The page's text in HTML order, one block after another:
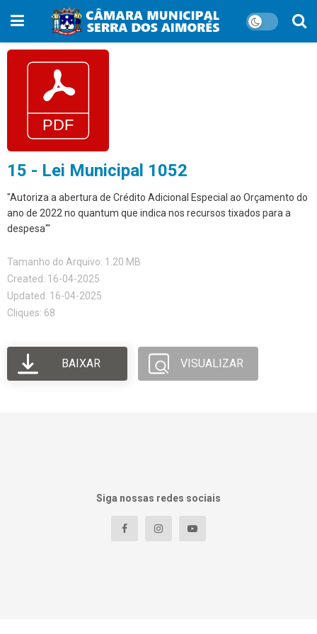
15 - Lei Municipal 1052
"Autoriza a abertura de Crédito Adicional Especial ao Orçamento do
ano de 2022 no quantum que indica nos recursos tixados para a
despesa"'
Tamanho do Arquivo: 1.20 MB
Created: 16-04-2025
Updated: 16-04-2025
Cliques: 68
BAIXAR VISUALIZAR
Siga nossas redes sociais